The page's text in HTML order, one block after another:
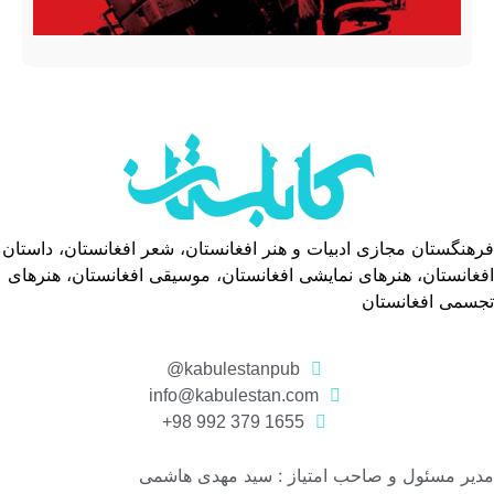
فرهنگستان مجازی ادبیات و هنر افغانستان، شعر افغانستان، داستان
افغانستان، هنرهای نمایشی افغانستان، موسیقی افغانستان، هنرهای
تجسمی افغانستان
kabulestanpub@
info@kabulestan.com
1655 379 992 98+
مدیر مسئول و صاحب امتیاز : سید مهدی هاشمی